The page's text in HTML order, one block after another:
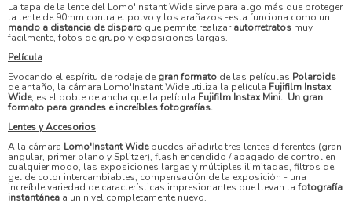
La tapa de la lente del Lomo'Instant Wide sirve para algo más que proteger
la lente de 90mm contra el polvo y los arañazos -esta funciona como un
mando a distancia de disparo que permite realizarautorretratos muy
facilmente, fotos de grupo y exposiciones largas.
Película
Evocando el espíritu de rodaje de gran formato de las películas Polaroids
de antaño, la cámara Lomo'Instant Wide utiliza la película Fujifilm Instax
Wide, es el doble de ancha que la película Fujifilm Instax Mini. Un gran
formato para grandes e increíbles fotografías.
Lentes y Accesorios
A la cámara Lomo'Instant Widepuedes añadirle tres lentes diferentes (gran
angular, primer plano y Splitzer), flash encendido / apagado de control en
cualquier modo, las exposiciones largas y múltiples ilimitadas, filtros de
gel de color intercambiables, compensación de la exposición - una
increíble variedad de características impresionantes que llevan la fotografía
instantánea a un nivel completamente nuevo.